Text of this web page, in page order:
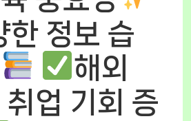
한 정보 습
해외
업 기회 증